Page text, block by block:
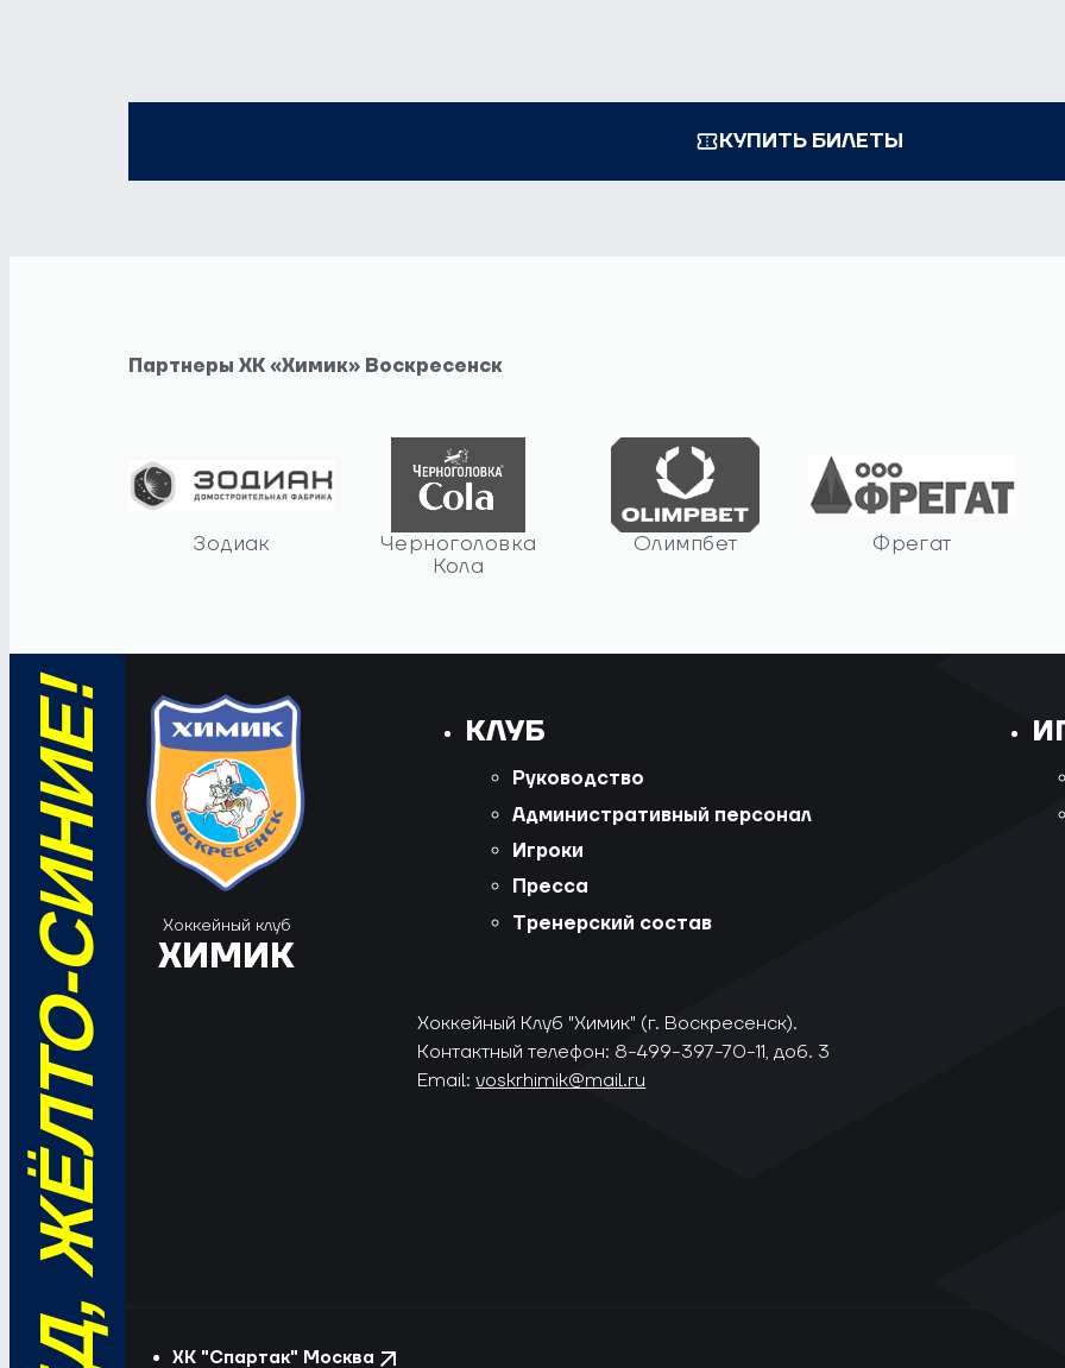
КУПИТЬ БИЛЕТЫ
Партнеры ХК «Химик» Воскресенск
Зодиак
Черноголовка
Кола
Олимпбет Фрегат
ВПЕРЁД, ЖЁЛТО-СИНИЕ! Хоккейный клуб
ХИМИК
КЛУБ
Руководство
Административный персонал
Игроки
Пресса
Тренерский состав
Хоккейный Клуб "Химик" (г. Воскресенск).
Контактный телефон: 8-499-397-70-11, доб. 3
Email:voskrhimik@mail.ru
ХК "Спартак" Москва